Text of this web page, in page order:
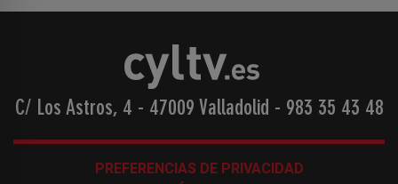
C/ Los Astros, 4 - 47009 Valladolid - 983 35 43 48
PREFERENCIAS DE PRIVACIDAD